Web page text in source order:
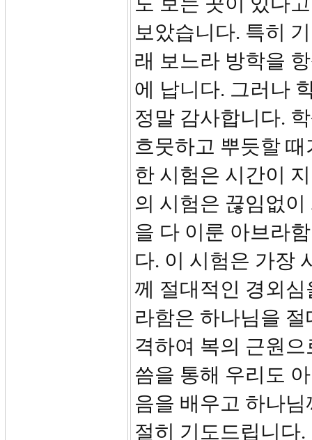
보았습니다. 특히
래 보느라 방학을
에 납니다. 그러나
정말 감사합니다.
흐뭇하고 뿌듯할
한 시험은 시간이
의 시험은 끊임없
을 다 이룬 아브라
다. 이 시험은 가장
께 절대적인 경외
라함은 하나님을
격하여 복의 근원
씀을 통해 우리도
음을 배우고 하나
절히 기도드립니다.